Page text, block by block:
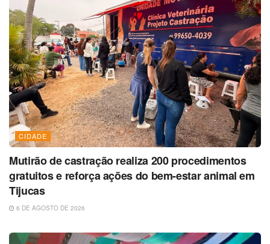
CIDADE
Mutirão de castração realiza 200 procedimentos
gratuitos e reforça ações do bem-estar animal em
Tijucas
6 DE AGOSTO DE 2026